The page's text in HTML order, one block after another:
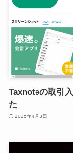
Taxnoteの取引
た
2025年4月3日